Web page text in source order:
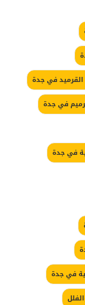
في جدة
في جدة
في جدة
في جدة